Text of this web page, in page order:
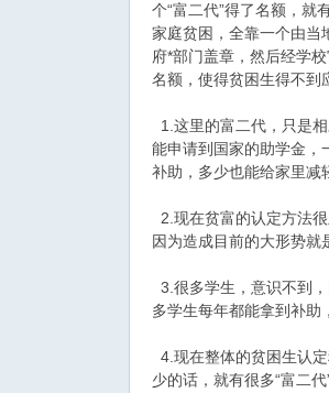
个“富二代”得了名额，就
家庭贫困，全靠一个由当
府*部门盖章，然后经学
名额，使得贫困生得不到
1.这里的富二代，只是
能申请到国家的助学金，
补助，多少也能给家里减
2.现在贫富的认定方法
因为造成目前的大形势就
3.很多学生，意识不到
多学生每年都能拿到补助
4.现在整体的贫困生认
少的话，就有很多“富二